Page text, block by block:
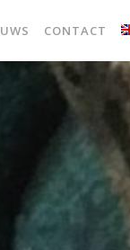
CONTACT